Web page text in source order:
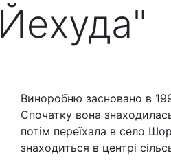
Виноробню засновано в
Спочатку вона
потім переїхала в село
знаходиться в центрі